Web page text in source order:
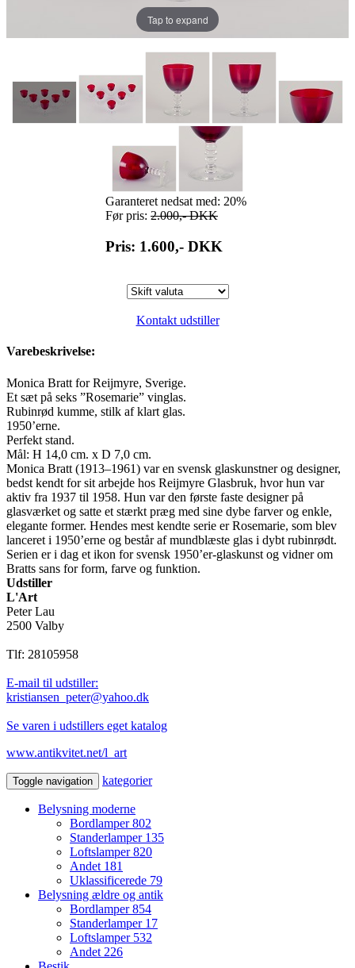
Tap to expand
Garanteret nedsat med: 20%
Før pris: 2.000,-DKK
Pris: 1.600,- DKK
Kontakt udstiller
Varebeskrivelse:
Monica Bratt for Reijmyre, Sverige.
Et sæt på seks ”Rosemarie” vinglas.
Rubinrød kumme, stilk af klart glas.
1950’erne.
Perfekt stand.
Mål: H 14,0 cm. x D 7,0 cm.
Monica Bratt (1913–1961) var en svensk glaskunstner og designer,
bedst kendt for sit arbejde hos Reijmyre Glasbruk, hvor hun var
aktiv fra 1937 til 1958. Hun var den første faste designer på
glasværket og satte et stærkt præg med sine dybe farver og enkle,
elegante former. Hendes mest kendte serie er Rosemarie, som blev
lanceret i 1950’erne og består af mundblæste glas i dybt rubinrødt.
Serien er i dag et ikon for svensk 1950’er-glaskunst og vidner om
Bratts sans for form, farve og funktion.
Udstiller
L'Art
Peter Lau
2500 Valby
Tlf: 28105958
E-mail til udstiller:
kristiansen_peter@yahoo.dk
Se varen i udstillers eget katalog
www.antikvitet.net/l_art
Toggle navigation kategorier
Belysning moderne
Bordlamper802
Standerlamper 135
Loftslamper820
Andet 181
Uklassificerede 79
Belysning ældre og antik
Bordlamper854
Standerlamper 17
Loftslamper 532
Andet 226